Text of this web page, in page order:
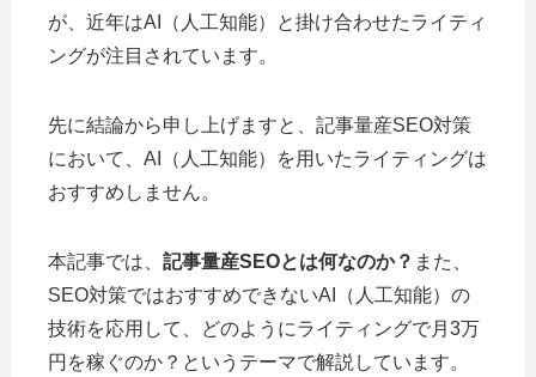
が、近年はAI（人工知能）と掛け合わせたライティ
ングが注目されています。
先に結論から申し上げますと、記事量産SEO対策
において、AI（人工知能）を用いたライティングは
おすすめしません。
本記事では、 記事量産SEOとは何なのか？ また、
SEO対策ではおすすめできないAI（人工知能）の
技術を応用して、どのようにライティングで月3万
円を稼ぐのか？というテーマで解説しています。